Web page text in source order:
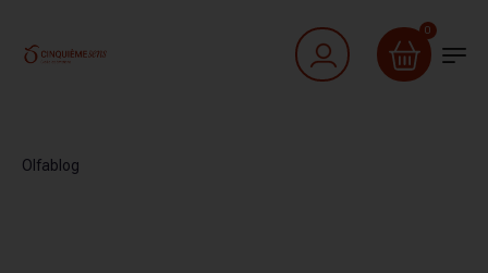
0
Olfablog